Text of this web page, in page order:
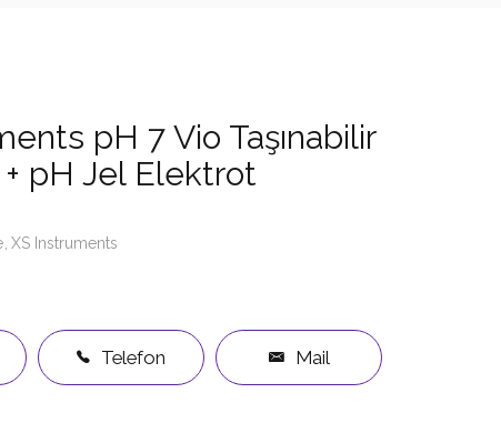
pH 7 Vio Taşınabilir
pH Jel Elektrot
XS Instruments
Telefon Mail